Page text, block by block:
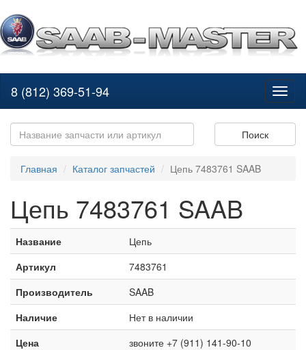
8 (812) 369-51-94
Поиск
Главная Каталог запчастей Цепь 7483761 SAAB
Цепь 7483761 SAAB
Название
Цепь
Артикул
7483761
Производитель
SAAB
Наличие
Нет в наличии
Цена
звоните +7 (911) 141-90-10